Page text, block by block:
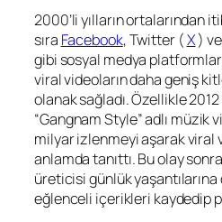
2000’li yılların ortalarından
sıra Facebook, Twitter (X)
gibi sosyal medya
viral videoların daha geniş
olanak sağladı. Özellikle 2012
“Gangnam Style” adlı müzik
milyar izlenmeyi aşarak viral
anlamda tanıttı. Bu olay
üreticisi günlük
eğlenceli içerikleri kaydedip